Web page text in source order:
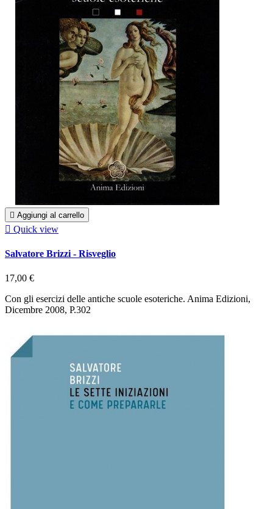
 Aggiungi al carrello
 Quick view
Salvatore Brizzi - Risveglio
17,00 €
Con gli esercizi delle antiche scuole esoteriche. Anima Edizioni,
Dicembre 2008, P.302